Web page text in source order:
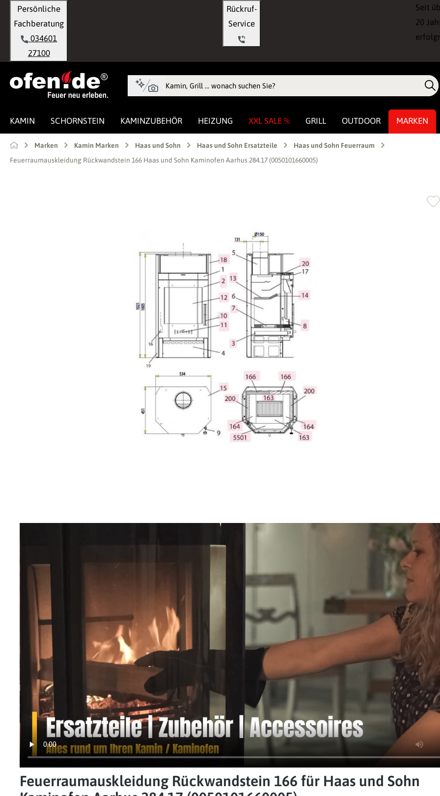
Zur Hauptnavigation springen
Persönliche
Fachberatung
034601
27100
Rückruf-
Seit
20
KAMIN SCHORNSTEIN KAMINZUBEHÖR HEIZUNG XXL SALE % GRILL OUTDOOR MARKEN
Marken Kamin Marken Haas und Sohn Haas und Sohn Ersatzteile
Haas und Sohn Feuerraum
Feuerraumauskleidung Rückwandstein 166 Haas und Sohn Kaminofen Aarhus 284.17 (0050101660005)
Feuerraumauskleidung Rückwandstein 166 für Haas und Sohn